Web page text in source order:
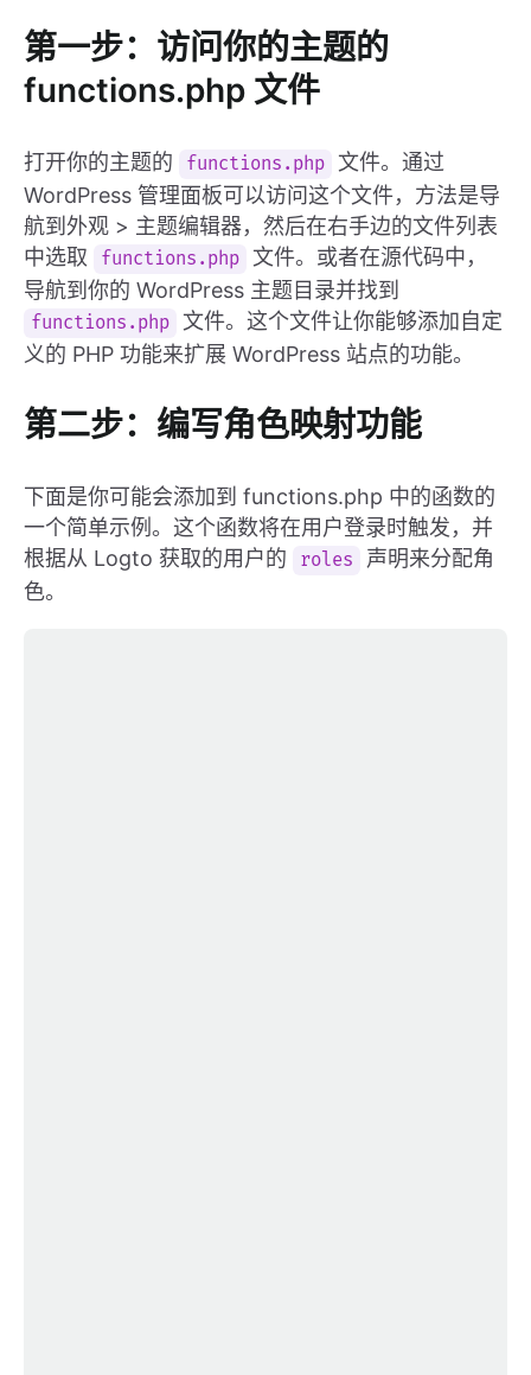
第一步：访问你的主题的
functions.php 文件
打开你的主题的 functions.php
文件。通过
WordPress 管理面板可以访问这个文件，方法是导
航到外观 > 主题编辑器，然后在右手边的文件列表
中选取
functions.php
文件。或者在源代码中，
导航到你的 WordPress 主题目录并找到
functions.php
文件。这个文件让你能够添加自定
义的 PHP 功能来扩展 WordPress 站点的功能。
第二步：编写角色映射功能
下面是你可能会添加到 functions.php 中的函数的
一个简单示例。这个函数将在用户登录时触发，并
根据从 Logto 获取的用户的
roles
声明来分配角
色。